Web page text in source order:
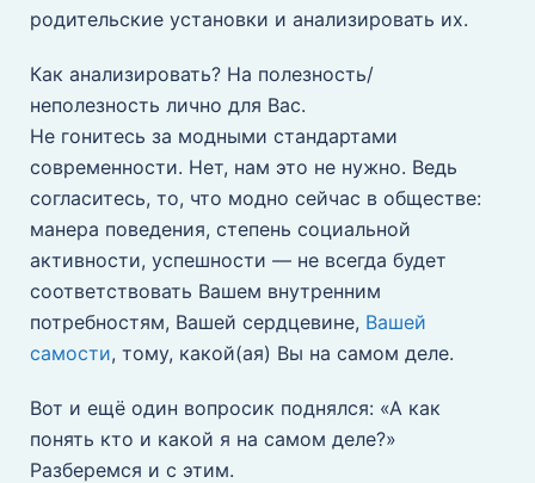
родительские установки и анализировать их.
Как анализировать? На полезность/
неполезность лично для Вас.
Не гонитесь за модными стандартами
современности. Нет, нам это не нужно. Ведь
согласитесь, то, что модно сейчас в обществе:
манера поведения, степень социальной
активности, успешности — не всегда будет
соответствовать Вашем внутренним
потребностям, Вашей сердцевине, Вашей
самости, тому, какой(ая) Вы на самом деле.
Вот и ещё один вопросик поднялся: «А как
понять кто и какой я на самом деле?»
Разберемся и с этим.